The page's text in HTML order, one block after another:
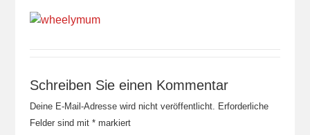
Schreiben Sie einen Kommentar
Deine E-Mail-Adresse wird nicht veröffentlicht. Erforderliche
Felder sind mit *markiert